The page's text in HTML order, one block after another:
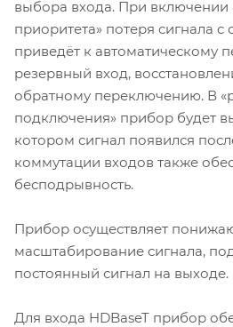
выбора входа. При включении
приоритета» потеря сигнала с
приведёт к автоматическому
резервный вход,
обратному переключению. В
подключения» прибор будет
котором сигнал появился
коммутации входов также
бесподрывность.
Прибор осуществляет
масштабирование сигнала,
постоянный сигнал на выходе.
Для входа HDBaseT прибор